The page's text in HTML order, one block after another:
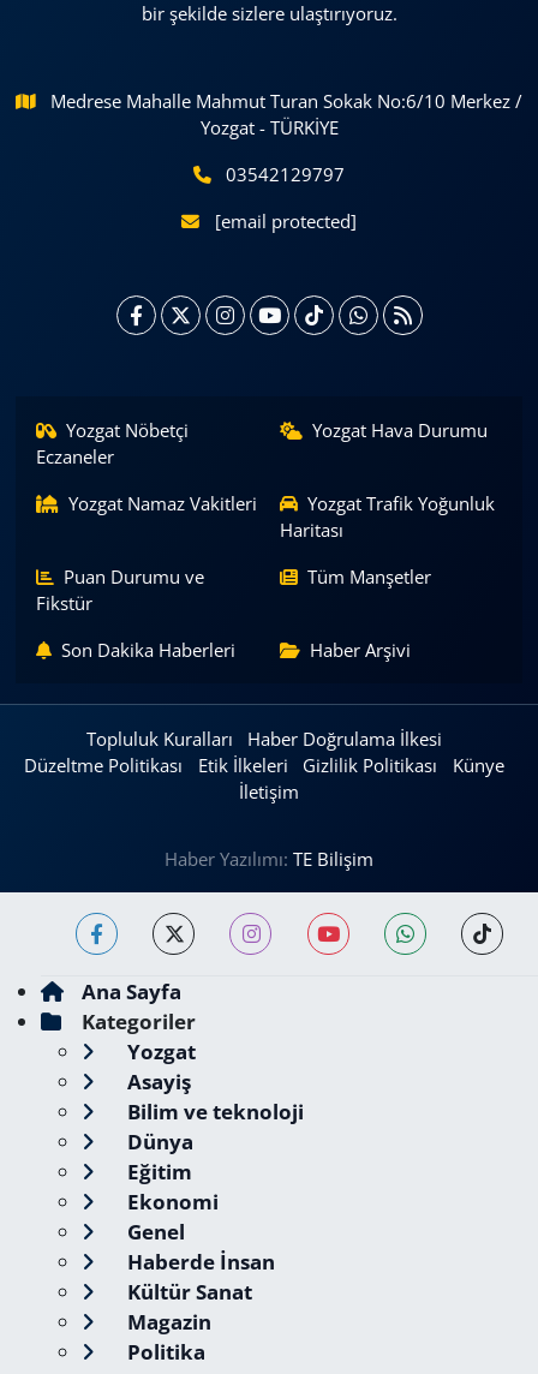
bir şekilde sizlere ulaştırıyoruz.
Medrese Mahalle Mahmut Turan Sokak No:6/10 Merkez /
Yozgat - TÜRKİYE
03542129797
[email protected]
Yozgat Nöbetçi
Eczaneler
Yozgat Hava Durumu
Yozgat Namaz Vakitleri
Yozgat Trafik Yoğunluk
Haritası
Puan Durumu ve
Fikstür
Tüm Manşetler
Son Dakika Haberleri Haber Arşivi
Topluluk Kuralları
Haber Doğrulama İlkesi
Düzeltme Politikası
Etik İlkeleri Gizlilik Politikası
Künye
İletişim
Haber Yazılımı: TE Bilişim
Ana Sayfa
Kategoriler
Yozgat
Asayiş
Bilim ve teknoloji
Dünya
Eğitim
Ekonomi
Genel
Haberde İnsan
Kültür Sanat
Magazin
Politika